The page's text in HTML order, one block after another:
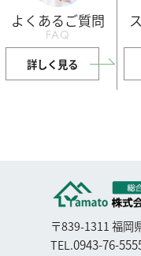
よくあるご質問
FAQ
詳しく見る
〒839-1311 福岡
TEL.0943-76-